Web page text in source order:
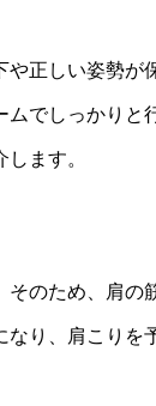
正しい姿勢が
でしっかり
ます。
のため、肩
り、肩こりを